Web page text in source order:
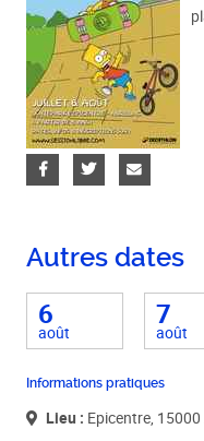
Autres dates
6
août
7
août
Informations pratiques
Lieu : Epicentre,